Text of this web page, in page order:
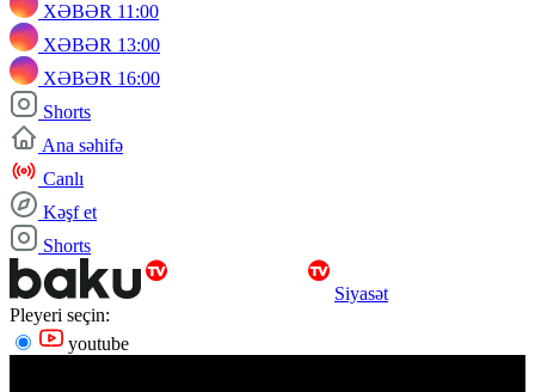
XƏBƏR 11:00
XƏBƏR 13:00
XƏBƏR 16:00
Shorts
Ana səhifə
Canlı
Kəşf et
Shorts
Siyasət
Pleyeri seçin:
youtube